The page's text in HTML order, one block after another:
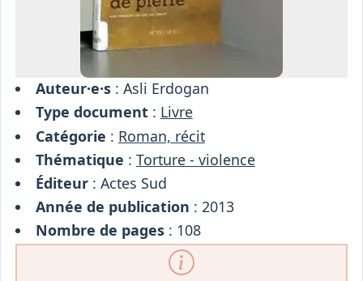
Auteur·e·s: Asli Erdogan
Type document: Livre
Catégorie : Roman, récit
Thématique : Torture - violence
Éditeur: Actes Sud
Année de publication : 2013
Nombre de pages: 108